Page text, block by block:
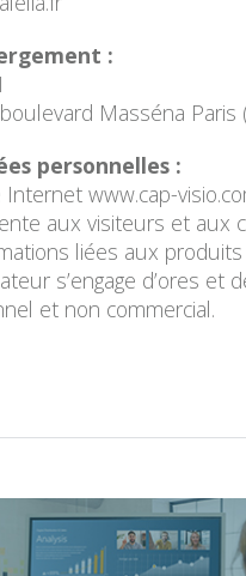
:
Masséna Paris
personnelles :
Internet www.cap-
aux visiteurs et aux
liées aux
s’engage d’ores
et non commercial.